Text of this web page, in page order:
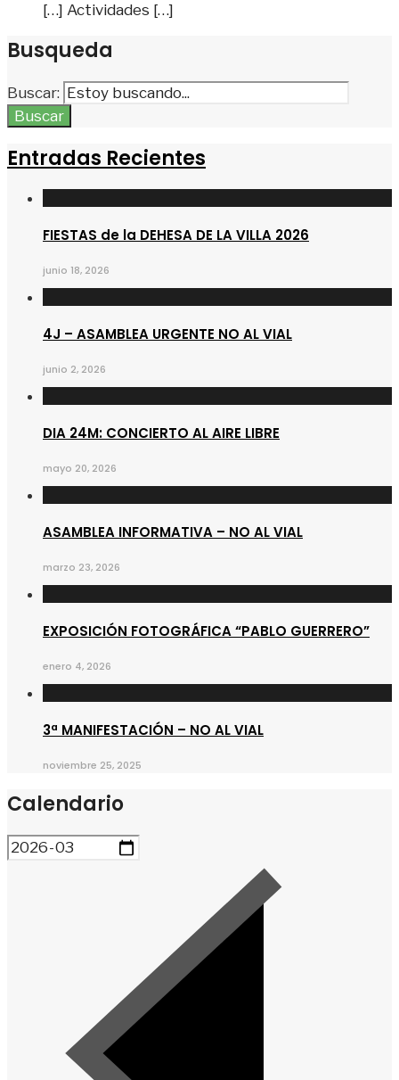
[…] Actividades […]
Busqueda
Buscar:
Buscar
Entradas Recientes
FIESTAS de la DEHESA DE LA VILLA 2026
junio 18, 2026
4J – ASAMBLEA URGENTE NO AL VIAL
junio 2, 2026
DIA 24M: CONCIERTO AL AIRE LIBRE
mayo 20, 2026
ASAMBLEA INFORMATIVA – NO AL VIAL
marzo 23, 2026
EXPOSICIÓN FOTOGRÁFICA “PABLO GUERRERO”
enero 4, 2026
3ª MANIFESTACIÓN – NO AL VIAL
noviembre 25, 2025
Calendario